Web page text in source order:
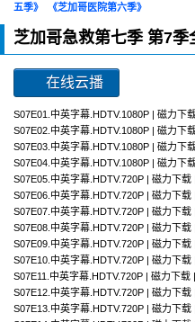
五季》
《芝加哥医院第六季》
芝加哥急救第七季 第7
在线云播
S07E01.中英字幕.HDTV.1080P | 磁力下
S07E02.中英字幕.HDTV.1080P | 磁力下
S07E03.中英字幕.HDTV.1080P | 磁力下
S07E04.中英字幕.HDTV.1080P | 磁力下
S07E05.中英字幕.HDTV.720P | 磁力下载 |
S07E06.中英字幕.HDTV.720P | 磁力下载 |
S07E07.中英字幕.HDTV.720P | 磁力下载 |
S07E08.中英字幕.HDTV.720P | 磁力下载 |
S07E09.中英字幕.HDTV.720P | 磁力下载 |
S07E10.中英字幕.HDTV.720P | 磁力下载 |
S07E11.中英字幕.HDTV.720P | 磁力下载 |
S07E12.中英字幕.HDTV.720P | 磁力下载 |
S07E13.中英字幕.HDTV.720P | 磁力下载 |